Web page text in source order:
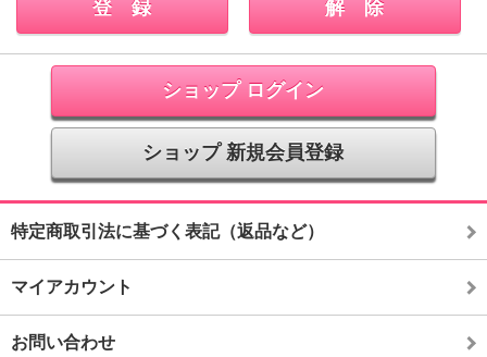
ショップ ログイン
ショップ 新規会員登録
特定商取引法に基づく表記（返品など）
マイアカウント
お問い合わせ